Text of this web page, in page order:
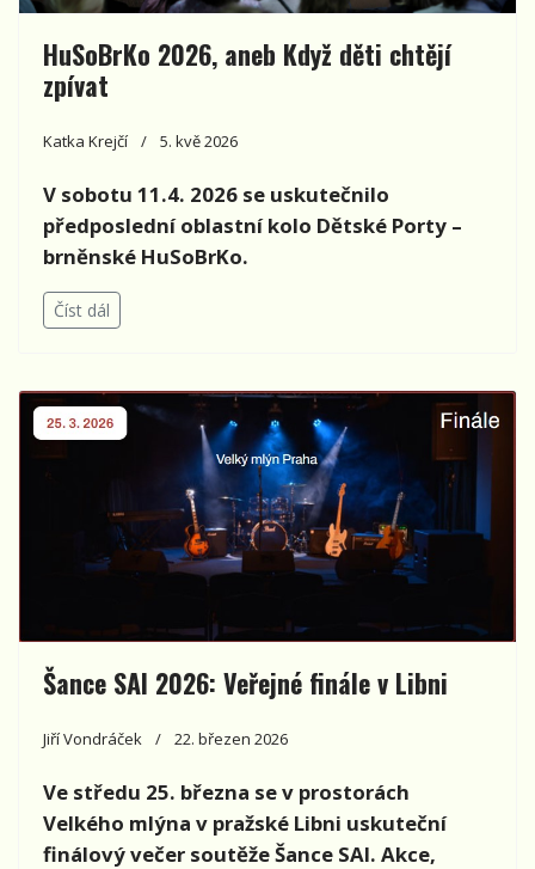
HuSoBrKo 2026, aneb Když děti chtějí
zpívat
Katka Krejčí 5. kvě 2026
V sobotu 11.4. 2026 se uskutečnilo
předposlední oblastní kolo Dětské Porty –
brněnské HuSoBrKo.
Číst dál
Šance SAI 2026: Veřejné finále v Libni
Jiří Vondráček 22. březen 2026
Ve středu 25. března se v prostorách
Velkého mlýna v pražské Libni uskuteční
finálový večer soutěže Šance SAI. Akce,